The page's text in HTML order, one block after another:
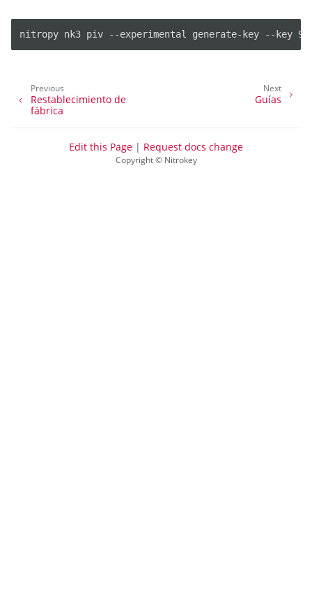
nitropy nk3 piv --experimental generate-key --key
Next
Guías
Previous
Restablecimiento de
fábrica
Copyright © Nitrokey
Edit this Page | Request docs change